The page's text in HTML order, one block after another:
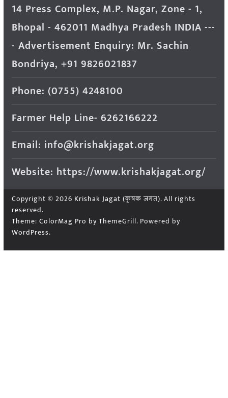
14 Press Complex, M.P. Nagar, Zone - 1,
Bhopal - 462011 Madhya Pradesh INDIA ---
- Advertisement Enquiry: Mr. Sachin
Bondriya, +91 9826021837
Phone: (0755) 4248100
Farmer Help Line- 6262166222
Email: info@krishakjagat.org
Website: https://www.krishakjagat.org/
Copyright © 2026 Krishak Jagat (कृषक जगत). All rights
reserved.
Theme: ColorMag Pro by ThemeGrill. Powered by
WordPress.